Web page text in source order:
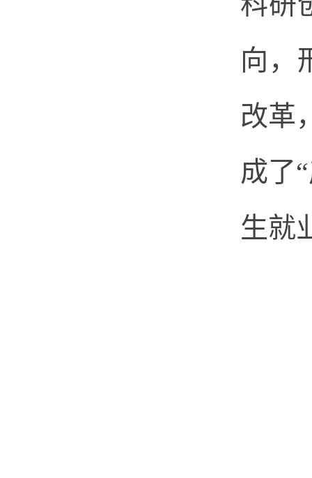
向，
改革
成了
生就